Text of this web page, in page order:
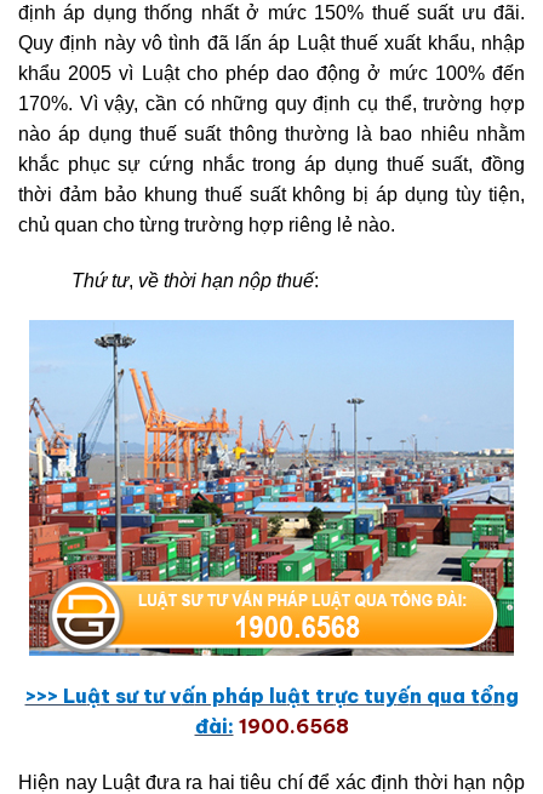
định áp dụng thống nhất ở mức 150% thuế suất ưu đãi.
Quy định này vô tình đã lấn áp Luật thuế xuất khẩu, nhập
khẩu 2005 vì Luật cho phép dao động ở mức 100% đến
170%. Vì vậy, cần có những quy định cụ thể, trường hợp
nào áp dụng thuế suất thông thường là bao nhiêu nhằm
khắc phục sự cứng nhắc trong áp dụng thuế suất, đồng
thời đảm bảo khung thuế suất không bị áp dụng tùy tiện,
chủ quan cho từng trường hợp riêng lẻ nào.
Thứ tư, về thời hạn nộp thuế:
>>> Luật sư tư vấn pháp luật trực tuyến qua tổng
đài: 1900.6568
Hiện nay Luật đưa ra hai tiêu chí để xác định thời hạn nộp